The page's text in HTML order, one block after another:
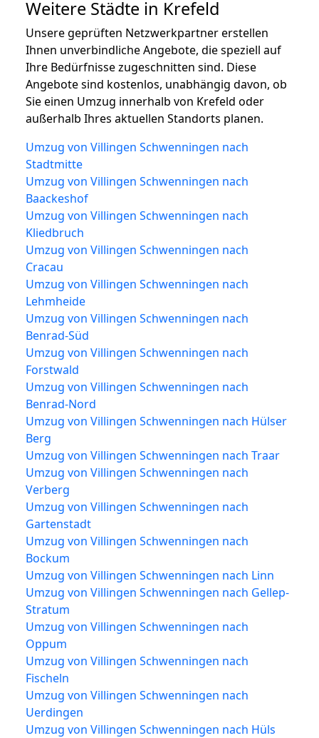
Weitere Städte in Krefeld
Unsere geprüften Netzwerkpartner erstellen
Ihnen unverbindliche Angebote, die speziell auf
Ihre Bedürfnisse zugeschnitten sind. Diese
Angebote sind kostenlos, unabhängig davon, ob
Sie einen Umzug innerhalb von Krefeld oder
außerhalb Ihres aktuellen Standorts planen.
Umzug von Villingen Schwenningen nach
Stadtmitte
Umzug von Villingen Schwenningen nach
Baackeshof
Umzug von Villingen Schwenningen nach
Kliedbruch
Umzug von Villingen Schwenningen nach
Cracau
Umzug von Villingen Schwenningen nach
Lehmheide
Umzug von Villingen Schwenningen nach
Benrad-Süd
Umzug von Villingen Schwenningen nach
Forstwald
Umzug von Villingen Schwenningen nach
Benrad-Nord
Umzug von Villingen Schwenningen nach Hülser
Berg
Umzug von Villingen Schwenningen nach Traar
Umzug von Villingen Schwenningen nach
Verberg
Umzug von Villingen Schwenningen nach
Gartenstadt
Umzug von Villingen Schwenningen nach
Bockum
Umzug von Villingen Schwenningen nach Linn
Umzug von Villingen Schwenningen nach Gellep-
Stratum
Umzug von Villingen Schwenningen nach
Oppum
Umzug von Villingen Schwenningen nach
Fischeln
Umzug von Villingen Schwenningen nach
Uerdingen
Umzug von Villingen Schwenningen nach Hüls